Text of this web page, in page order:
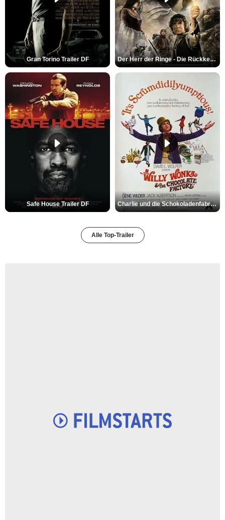
Gran Torino Trailer DF Der Herr der Ringe - Die Rückkehr des Königs Trailer OV
Safe House Trailer DF Charlie und die Schokoladenfabrik Trailer OV
Alle Top-Trailer